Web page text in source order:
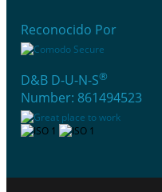
Reconocido Por
D&B D-U-N-S®
Number: 861494523